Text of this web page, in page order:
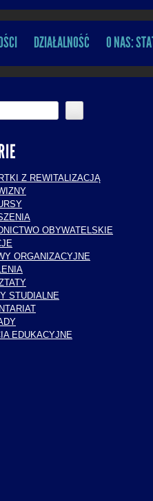
DZIAŁALNOŚĆ O NAS:
Z REWITALIZACJĄ
OBYWATELSKIE
ORGANIZACYJNE
STUDIALNE
EDUKACYJNE